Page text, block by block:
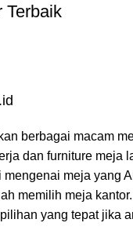
Terbaik
berbagai macam
dan furniture meja
mengenai meja yang
memilih meja
yang tepat jika